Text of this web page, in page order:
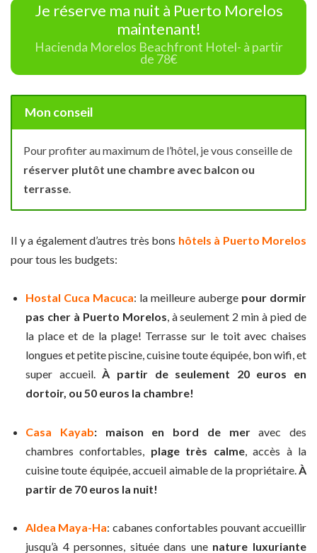
Je réserve ma nuit à Puerto Morelos
maintenant!
Hacienda Morelos Beachfront Hotel- à partir
de 78€
Mon conseil
Pour profiter au maximum de l’hôtel, je vous conseille de
réserver plutôt une chambre avec balcon ou
terrasse.
Il y a également d’autres très bons hôtels à Puerto Morelos
pour tous les budgets:
Hostal Cuca Macuca: la meilleure auberge pour dormir
pas cher à Puerto Morelos, à seulement 2 min à pied de
la place et de la plage! Terrasse sur le toit avec chaises
longues et petite piscine, cuisine toute équipée, bon wifi, et
super accueil.À partir de seulement 20 euros en
dortoir, ou 50 euros la chambre!
Casa Kayab: maison en bord de meravec des
chambres confortables, plage très calme, accès à la
cuisine toute équipée, accueil aimable de la propriétaire. À
partir de 70 euros la nuit!
Aldea Maya-Ha: cabanes confortables pouvant accueillir
jusqu’à 4 personnes, située dans une nature luxuriante